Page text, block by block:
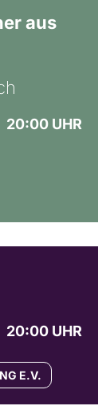
aus
20:00 UHR
20:00 UHR
E.V.